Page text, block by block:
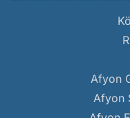
Afyon
Afyon